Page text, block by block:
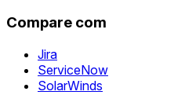
Compare com
Jira
ServiceNow
SolarWinds